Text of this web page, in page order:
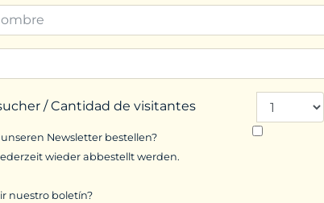
/ Cantidad de visitantes
Newsletter bestellen?
wieder abbestellt werden.
nuestro boletín?